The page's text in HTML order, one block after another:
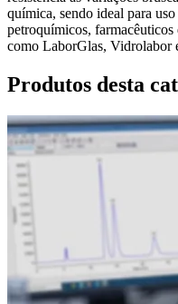
química, sendo ideal para
petroquímicos,
como LaborGlas, Vidrolabor
Produtos desta